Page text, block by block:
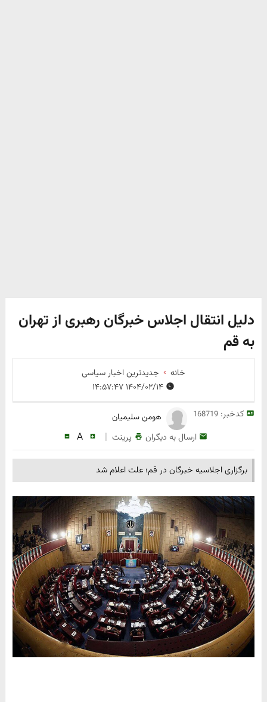
دلیل انتقال اجلاس خبرگان رهبری از تهران
به قم
خانه
جدیدترین اخبار سیاسی
کدخبر:168719 هومن سلیمیان
ارسال به دیگران پرینت |
A
برگزاری اجلاسیه خبرگان در قم؛ علت اعلام شد